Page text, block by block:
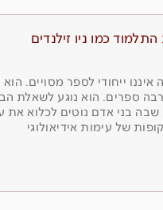
כמו ניו זילנדים
איננו ייחודי לספר מסויים. הוא
ספרים. הוא נוגע לשאלת
בני אדם נוטים לכלוא את
של עימות אידיאולוגי